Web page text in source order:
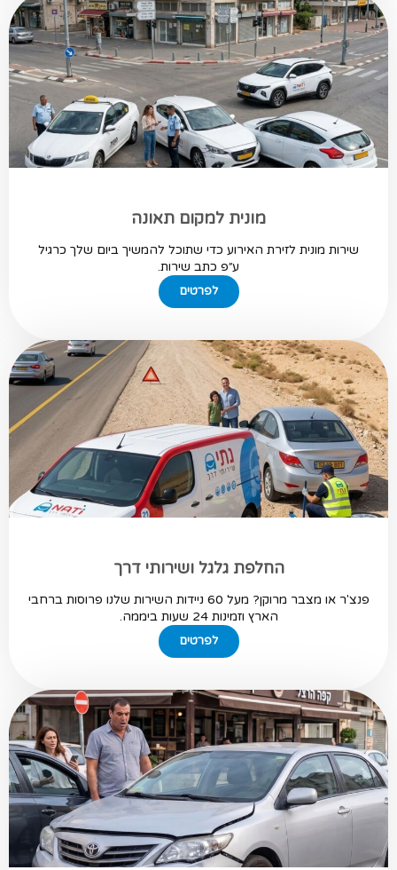
מונית למקום תאונה
שירות מונית לזירת האירוע כדי שתוכל להמשיך ביום שלך כרגיל
ע״פ כתב שירות.
לפרטים
החלפת גלגל ושירותי דרך
פנצ'ר או מצבר מרוקן? מעל 60 ניידות השירות שלנו פרוסות ברחבי
הארץ וזמינות 24 שעות ביממה.
לפרטים